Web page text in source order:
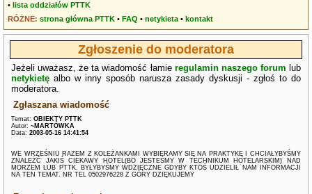
•lista oddziałów PTTK
RÓŻNE: strona główna PTTK •FAQ •netykieta •kontakt
Zgłoszenie do moderatora
Jeżeli uważasz, że ta wiadomość łamie regulamin naszego forum lub
netykietę albo w inny sposób narusza zasady dyskusji - zgłoś to do
moderatora.
Zgłaszana wiadomość
Temat:OBIEKTY PTTK
Autor:~MARTÓWKA
Data:2003-05-16 14:41:54
WE WRZEŚNIU RAZEM Z KOLEŻANKAMI WYBIERAMY SIĘ NA PRAKTYKĘ I CHCIAŁYBYŚMY
ZNALEŻĆ JAKIŚ CIEKAWY HOTEL(BO JESTEŚMY W TECHNIKUM HOTELARSKIM) NAD
MORZEM LUB PTTK. BYŁYBYŚMY WDZIĘCZNE GDYBY KTOŚ UDZIELIŁ NAM INFORMACJI
NA TEN TEMAT. NR TEL 0502976228 Z GÓRY DZIĘKUJEMY